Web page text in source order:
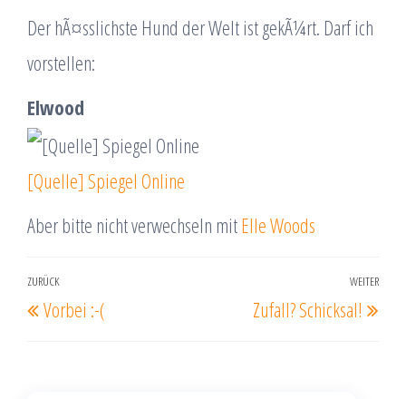
Der hÃ¤sslichste Hund der Welt ist gekÃ¼rt. Darf ich
vorstellen:
Elwood
[Quelle] Spiegel Online
Aber bitte nicht verwechseln mitElle Woods
Beitragsnavigation
Vorheriger
Beitrag
ZURÜCK
Vorbei :-(
WEITER
Zufall? Schicksal!